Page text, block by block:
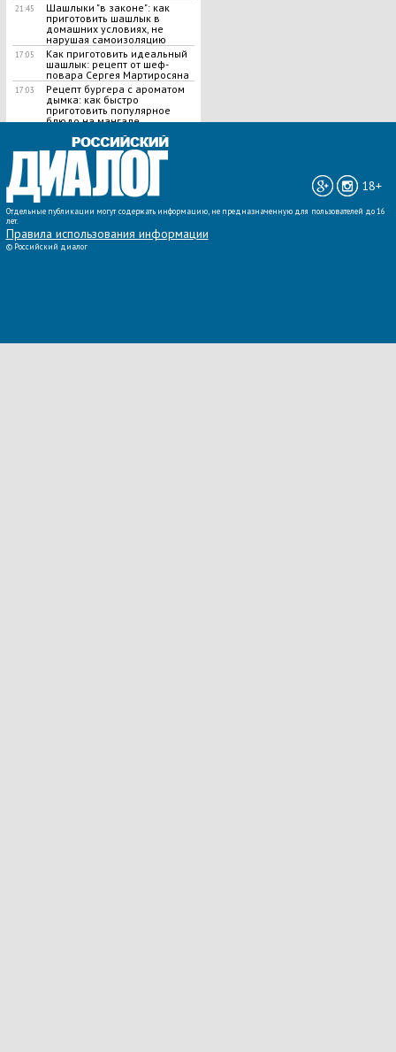
21:45
Шашлыки "в законе": как
приготовить шашлык в
домашних условиях, не
нарушая самоизоляцию
17:05
Как приготовить идеальный
шашлык​: рецепт от шеф-
повара Сергея Мартиросяна
17:03
Рецепт бургера с ароматом
дымка: как быстро
приготовить популярное
блюдо на мангале
ВСЕ НОВОСТИ »
18+
Отдельные публикации могут содержать информацию, не предназначенную для пользователей до 16
лет.
Правила использования информации
© Российский диалог